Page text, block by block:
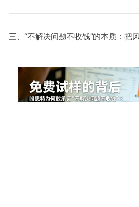
三、“不解决问题不收钱”的本质：把